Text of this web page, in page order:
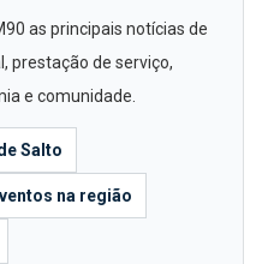
as principais notícias de
prestação de serviço,
e comunidade.
Salto
na região